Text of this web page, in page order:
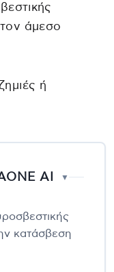
άμεσο
ή
AI ▼
κατάσβεση